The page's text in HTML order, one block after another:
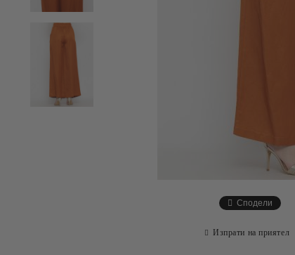
Сподели
Изпрати на приятел